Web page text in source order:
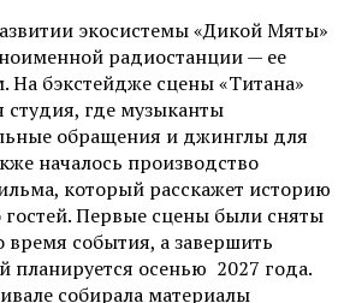
экосистемы «Дикой Мяты»
радиостанции — ее
На бэкстейдже сцены «Титана»
студия, где музыканты
обращения и джинглы для
началось производство
который расскажет историю
Первые сцены были сняты
время события, а завершить
планируется осенью 2027 года.
собирала материалы